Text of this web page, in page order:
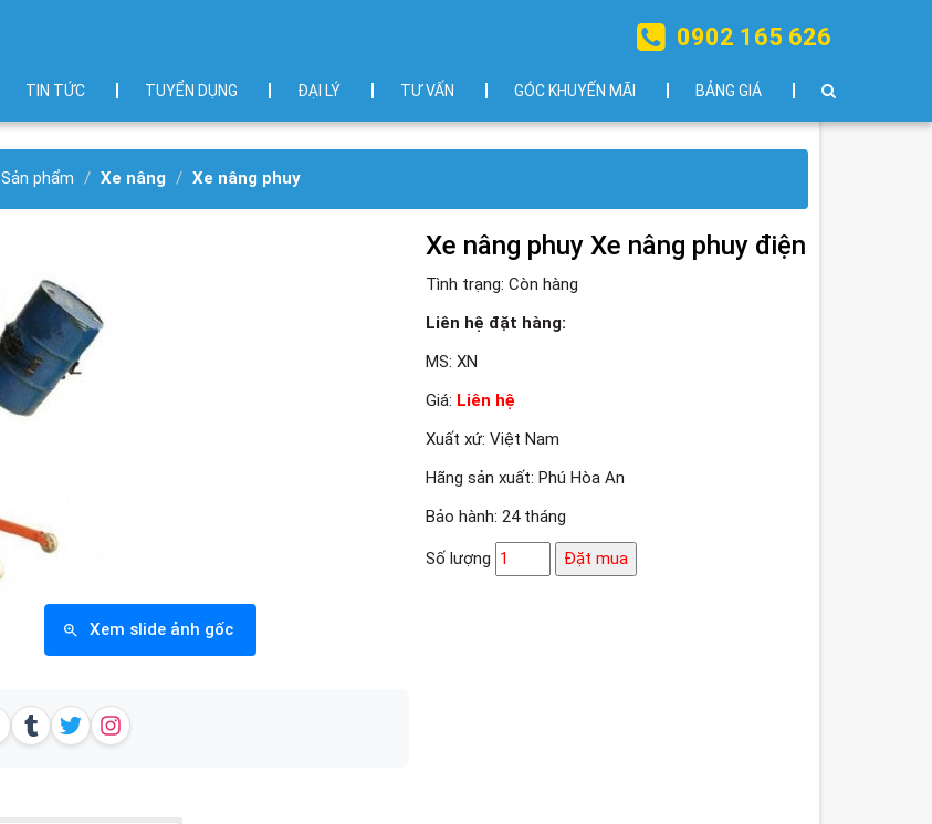
TIN TỨC TUYỂN DỤNG ĐẠI LÝ TƯ VẤN GÓC KHUYẾN MÃI BẢNG GIÁ
0902 165 626
Sản phẩm Xe nâng Xe nâng phuy
Xem slide ảnh gốc
Xe nâng phuy Xe nâng phuy điện
Tình trạng: Còn hàng
Liên hệ đặt hàng:
MS: XN
Giá: Liên hệ
Xuất xứ: Việt Nam
Hãng sản xuất: Phú Hòa An
Bảo hành: 24 tháng
Số lượng Đặt mua